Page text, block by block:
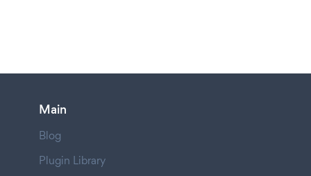
Main
Blog
Plugin Library